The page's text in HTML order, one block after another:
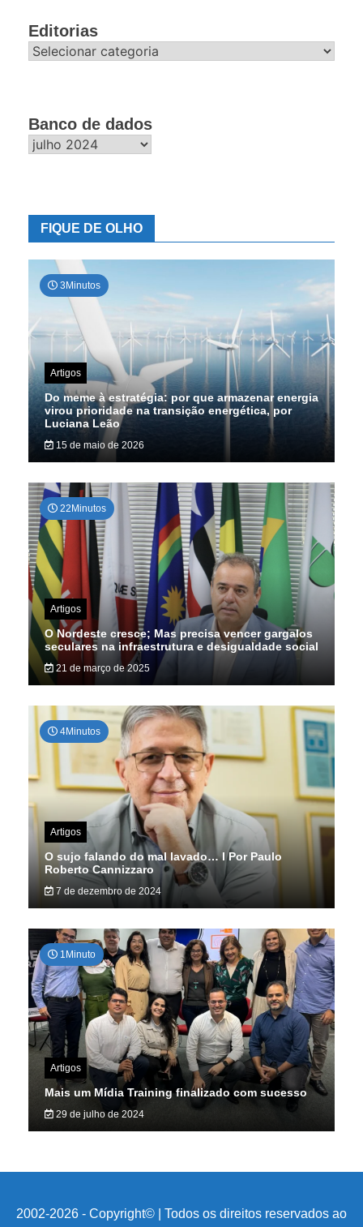
Editorias
Editorias
Banco de dados
Banco
FIQUE DE OLHO
3Minutos
Artigos
Do meme à estratégia: por que armazenar energia
virou prioridade na transição energética, por
Luciana Leão
15 de maio de 2026
22Minutos
Artigos
O Nordeste cresce; Mas precisa vencer gargalos
seculares na infraestrutura e desigualdade social
21 de março de 2025
4Minutos
Artigos
O sujo falando do mal lavado… I Por Paulo
Roberto Cannizzaro
7 de dezembro de 2024
1Minuto
Artigos
Mais um Mídia Training finalizado com sucesso
29 de julho de 2024
2002-2026 - Copyright© | Todos os direitos reservados ao